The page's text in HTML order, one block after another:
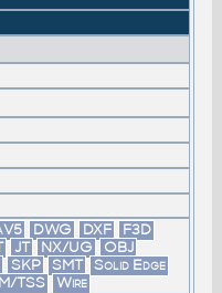
DWG DXF
F3D
JT NX/UG
OBJ
SKP SMT Solid Edge
TSS Wire